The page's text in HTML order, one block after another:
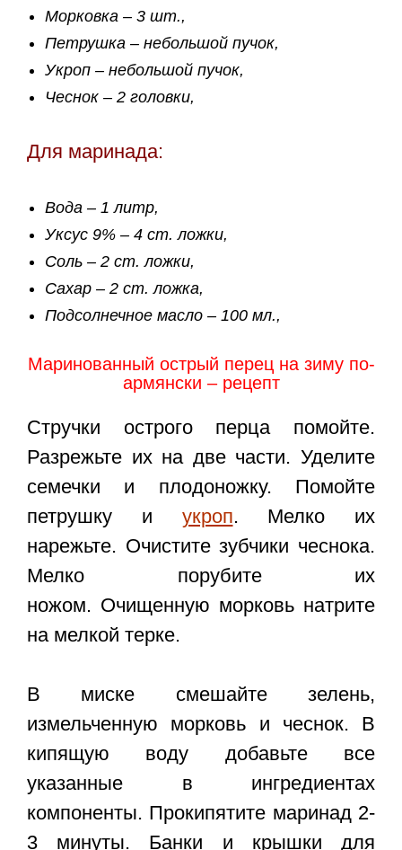
Морковка – 3 шт.,
Петрушка – небольшой пучок,
Укроп – небольшой пучок,
Чеснок – 2 головки,
Для маринада:
Вода – 1 литр,
Уксус 9% – 4 ст. ложки,
Соль – 2 ст. ложки,
Сахар – 2 ст. ложка,
Подсолнечное масло – 100 мл.,
Маринованный острый перец на зиму по-
армянски – рецепт
Стручки острого перца помойте.
Разрежьте их на две части. Уделите
семечки и плодоножку. Помойте
петрушку и укроп. Мелко их
нарежьте. Очистите зубчики чеснока.
Мелко порубите их
ножом. Очищенную морковь натрите
на мелкой терке.
В миске смешайте зелень,
измельченную морковь и чеснок. В
кипящую воду добавьте все
указанные в ингредиентах
компоненты. Прокипятите маринад 2-
3 минуты. Банки и крышки для